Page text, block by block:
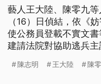
藝人王大陸、陳零九
（16）日偵結，依《
使公務員登載不實文
建請法院對協助逃兵
及健保卡並申請補發
陳志明 王大陸 陳